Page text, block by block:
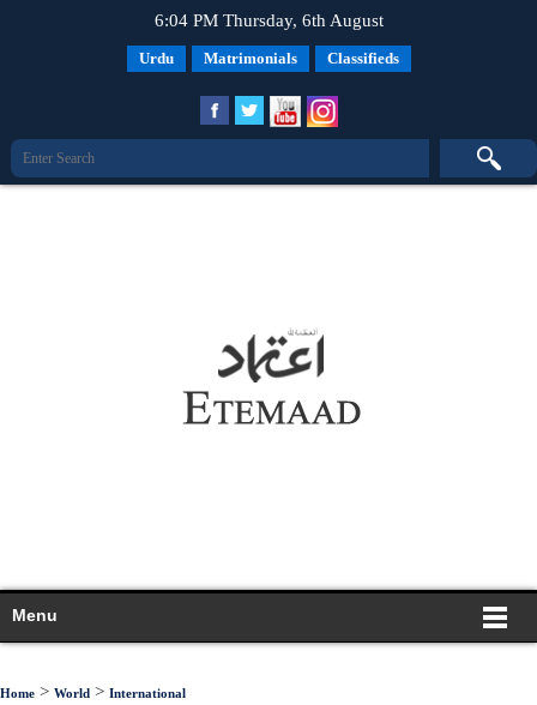
6:04 PM Thursday, 6th August
Urdu Matrimonials Classifieds
Menu
Home > World > International